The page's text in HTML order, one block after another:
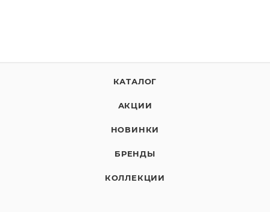
КАТАЛОГ
АКЦИИ
НОВИНКИ
БРЕНДЫ
КОЛЛЕКЦИИ